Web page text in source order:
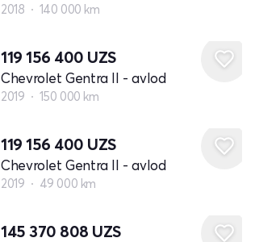
2018 140 000 km
119 156 400 UZS
Chevrolet Gentra II - avlod
2019 150 000 km
119 156 400 UZS
Chevrolet Gentra II - avlod
2019 49 000 km
145 370 808 UZS